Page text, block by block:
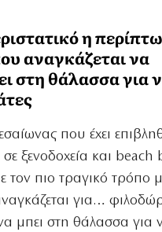
η
αναγκάζεται να
στη θάλασσα για
που έχει
σε ξενοδοχεία και beach
τον πιο τραγικό τρόπο
για…
μπει στη θάλασσα για